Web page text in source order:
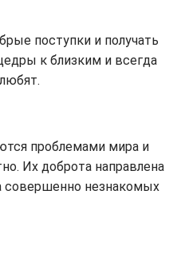
поступки и получать
к близким и всегда
проблемами мира и
Их доброта направлена
совершенно незнакомых